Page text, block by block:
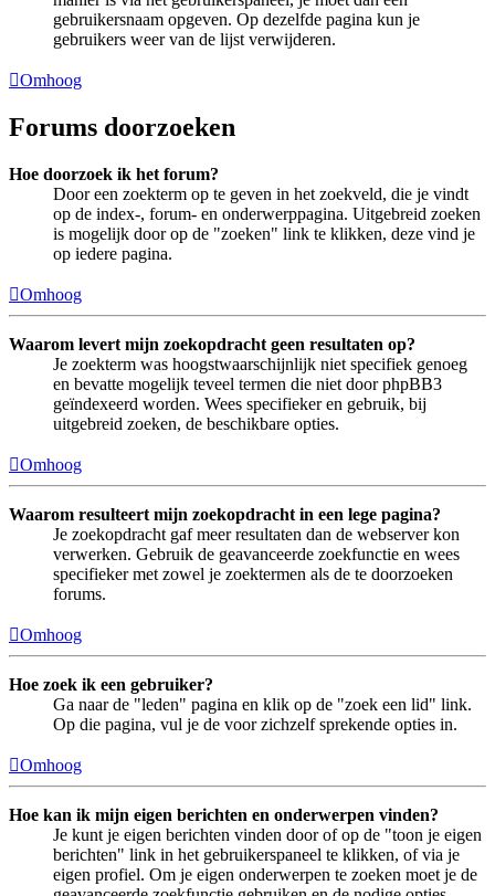
gebruikersnaam opgeven. Op dezelfde pagina kun je
gebruikers weer van de lijst verwijderen.
Omhoog
Forums doorzoeken
Hoe doorzoek ik het forum?
Door een zoekterm op te geven in het zoekveld, die je vindt
op de index-, forum- en onderwerppagina. Uitgebreid zoeken
is mogelijk door op de "zoeken" link te klikken, deze vind je
op iedere pagina.
Omhoog
Waarom levert mijn zoekopdracht geen resultaten op?
Je zoekterm was hoogstwaarschijnlijk niet specifiek genoeg
en bevatte mogelijk teveel termen die niet door phpBB3
geïndexeerd worden. Wees specifieker en gebruik, bij
uitgebreid zoeken, de beschikbare opties.
Omhoog
Waarom resulteert mijn zoekopdracht in een lege pagina?
Je zoekopdracht gaf meer resultaten dan de webserver kon
verwerken. Gebruik de geavanceerde zoekfunctie en wees
specifieker met zowel je zoektermen als de te doorzoeken
forums.
Omhoog
Hoe zoek ik een gebruiker?
Ga naar de "leden" pagina en klik op de "zoek een lid" link.
Op die pagina, vul je de voor zichzelf sprekende opties in.
Omhoog
Hoe kan ik mijn eigen berichten en onderwerpen vinden?
Je kunt je eigen berichten vinden door of op de "toon je eigen
berichten" link in het gebruikerspaneel te klikken, of via je
eigen profiel. Om je eigen onderwerpen te zoeken moet je de